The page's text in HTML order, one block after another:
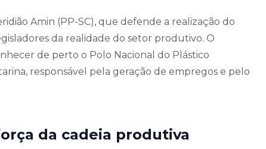
Amin (PP-SC), que defende a realização do
da realidade do setor produtivo. O
de perto o Polo Nacional do Plástico
responsável pela geração de empregos e pelo
da cadeia produtiva